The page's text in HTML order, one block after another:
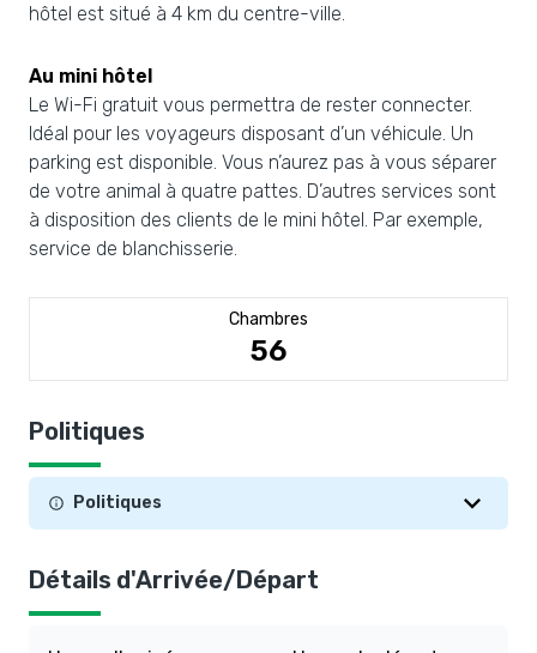
hôtel est situé à 4 km du centre-ville.
Au mini hôtel
Le Wi-Fi gratuit vous permettra de rester connecter.
Idéal pour les voyageurs disposant d’un véhicule. Un
parking est disponible. Vous n’aurez pas à vous séparer
de votre animal à quatre pattes. D’autres services sont
à disposition des clients de le mini hôtel. Par exemple,
service de blanchisserie.
Chambres
56
Politiques
Politiques
Détails d'Arrivée/Départ